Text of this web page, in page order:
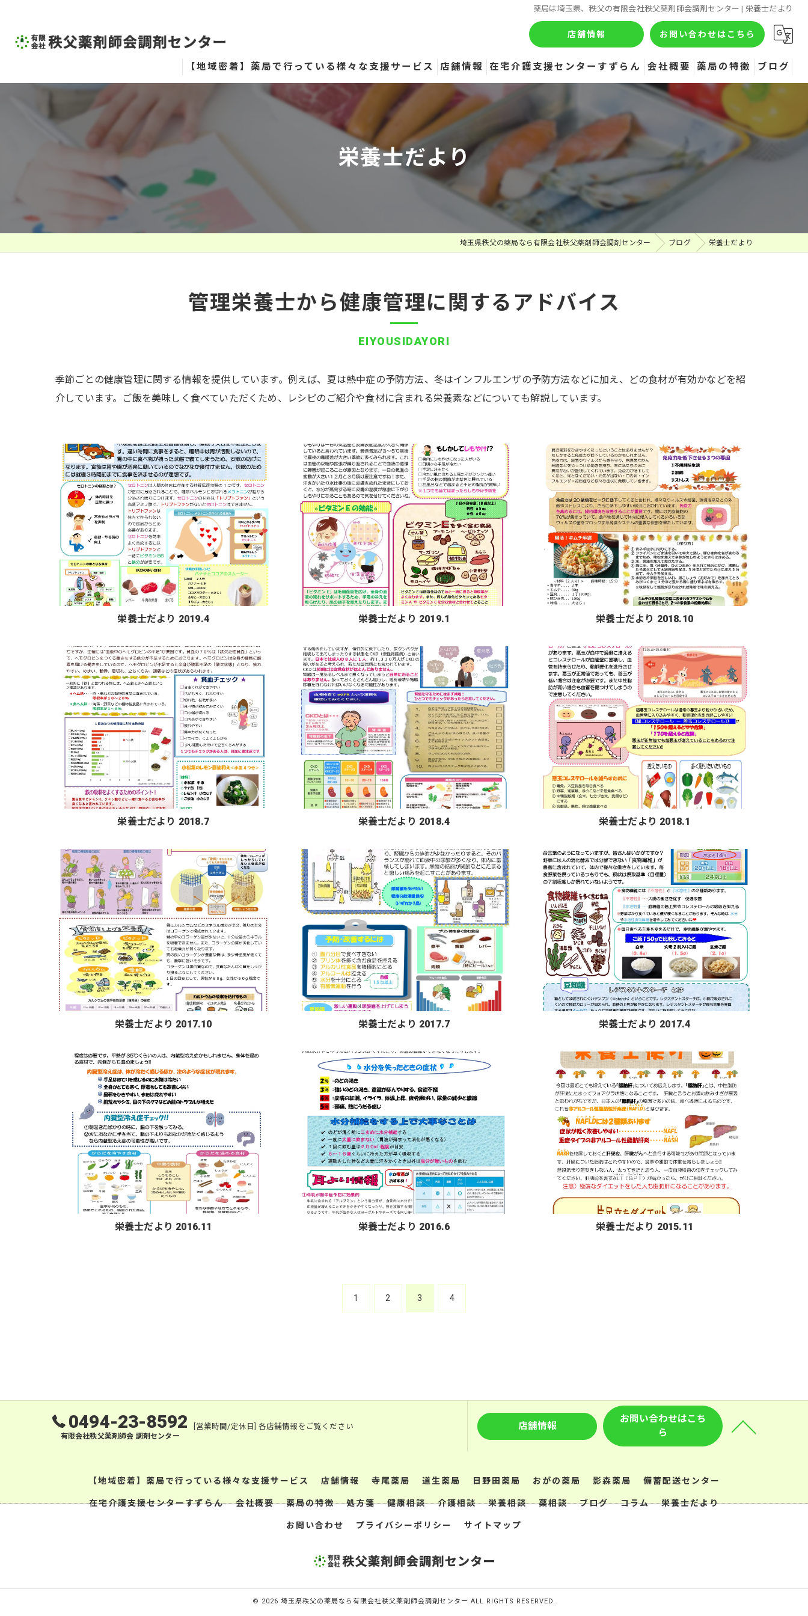
薬局は埼玉県、秩父の有限会社秩父薬剤師会調剤センター | 栄養士だより
店舗情報 お問い合わせはこちら
【地域密着】薬局で行っている様々な支援サービス 店舗情報
寺尾薬局
日野田薬局
おがの薬局
備蓄配送センター
在宅介護支援センターすずらん 会社概要 薬局の特徴
処方箋
健康相談
介護相談
ブログ
コラム
栄養士だより
栄養士だより
埼玉県秩父の薬局なら有限会社秩父薬剤師会調剤センター ブログ 栄養士だより
管理栄養士から健康管理に関するアドバイス
EIYOUSIDAYORI
季節ごとの健康管理に関する情報を提供しています。例えば、夏は熱中症の予防方法、冬はインフルエンザの予防方法などに加え、どの食材が有効かなどを紹
介しています。ご飯を美味しく食べていただくため、レシピのご紹介や食材に含まれる栄養素などについても解説しています。
栄養士だより 2019.4 栄養士だより 2019.1 栄養士だより 2018.10
栄養士だより 2018.7 栄養士だより 2018.4 栄養士だより 2018.1
栄養士だより 2017.10 栄養士だより 2017.7 栄養士だより 2017.4
栄養士だより 2016.11 栄養士だより 2016.6 栄養士だより 2015.11
1 2 3 4
0494-23-8592
有限会社秩父薬剤師会 調剤センター
[営業時間/定休日] 各店舗情報をご覧ください 店舗情報
お問い合わせはこち
ら
【地域密着】薬局で行っている様々な支援サービス 店舗情報 寺尾薬局 道生薬局 日野田薬局 おがの薬局 影森薬局 備蓄配送センター
在宅介護支援センターすずらん 会社概要 薬局の特徴 処方箋 健康相談 介護相談 栄養相談 薬相談 ブログ コラム 栄養士だより
お問い合わせ プライバシーポリシー サイトマップ
© 2026 埼玉県秩父の薬局なら有限会社秩父薬剤師会調剤センター ALL RIGHTS RESERVED.